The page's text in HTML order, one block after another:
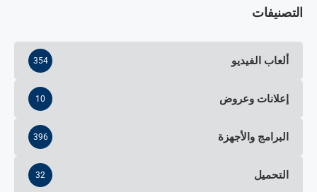
التصنيفات
ألعاب الفيديو 354
إعلانات وعروض 10
البرامج والأجهزة 396
التحميل 32